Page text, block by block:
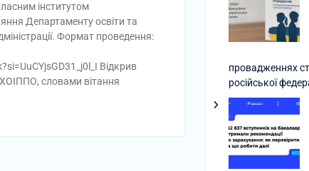
інститутом
Департаменту освіти та
Формат проведення:
Відкрив
словами вітання
провадженнях
російської